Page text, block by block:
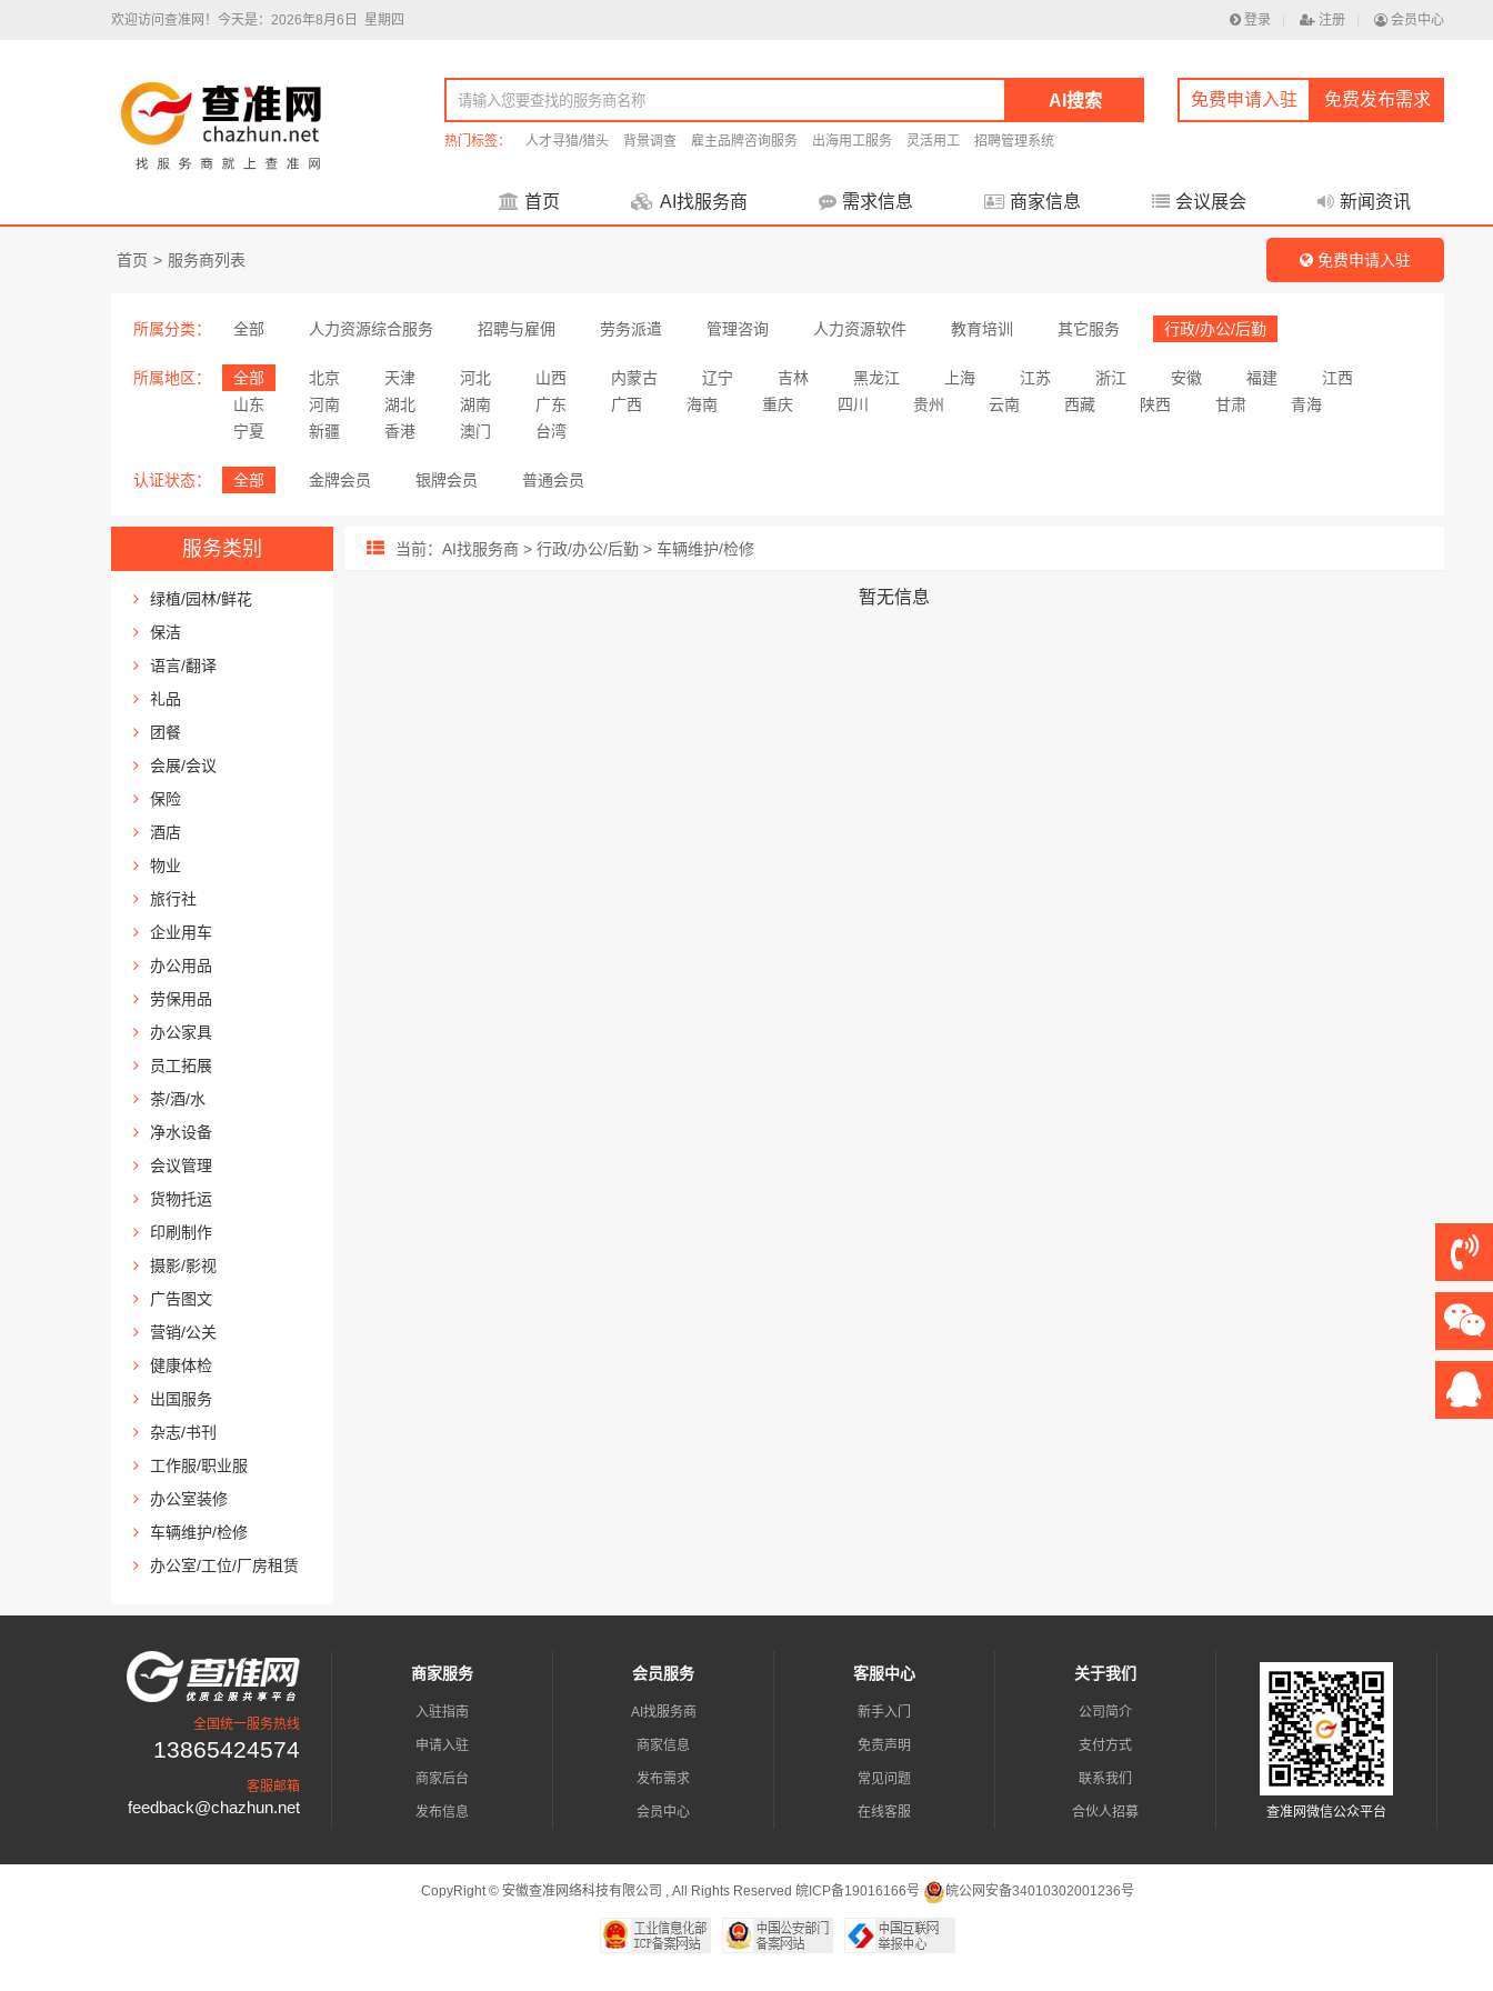
欢迎访问查准网！ 今天是：2026年8月6日 星期四 登录 注册 会员中心
AI搜索
热门标签： 人才寻猎/猎头 背景调查 雇主品牌咨询服务 出海用工服务 灵活用工 招聘管理系统
免费申请入驻 免费发布需求
首页 AI找服务商 需求信息 商家信息 会议展会 新闻资讯
首页 > 服务商列表 免费申请入驻
所属分类： 全部 人力资源综合服务 招聘与雇佣 劳务派遣 管理咨询 人力资源软件 教育培训 其它服务 行政/办公/后勤
所属地区： 全部 北京 天津 河北 山西 内蒙古 辽宁 吉林 黑龙江 上海 江苏 浙江 安徽 福建
江西
山东
河南 湖北 湖南 广东 广西 海南 重庆 四川 贵州 云南 西藏 陕西 甘肃
青海
宁夏
新疆 香港 澳门 台湾
认证状态： 全部 金牌会员 银牌会员 普通会员
服务类别
绿植/园林/鲜花
保洁
语言/翻译
礼品
团餐
会展/会议
保险
酒店
物业
旅行社
企业用车
办公用品
劳保用品
办公家具
员工拓展
茶/酒/水
净水设备
会议管理
货物托运
印刷制作
摄影/影视
广告图文
营销/公关
健康体检
出国服务
杂志/书刊
工作服/职业服
办公室装修
车辆维护/检修
办公室/工位/厂房租赁
当前：AI找服务商 > 行政/办公/后勤 > 车辆维护/检修
暂无信息
全国统一服务热线
13865424574
客服邮箱
feedback@chazhun.net
商家服务
入驻指南
申请入驻
商家后台
发布信息
会员服务
AI找服务商
商家信息
发布需求
会员中心
客服中心
新手入门
免责声明
常见问题
在线客服
关于我们
公司简介
支付方式
联系我们
合伙人招募 查准网微信公众平台
CopyRight © 安徽查准网络科技有限公司 , All Rights Reserved 皖ICP备19016166号 皖公网安备34010302001236号